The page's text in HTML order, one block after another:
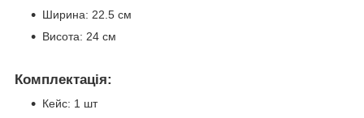
Ширина: 22.5 см
Висота: 24 см
Комплектація:
Кейс: 1 шт